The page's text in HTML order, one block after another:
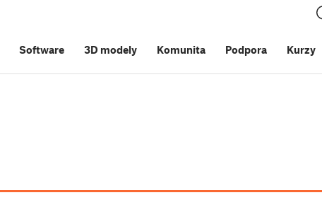
Software 3D modely Komunita Podpora Kurzy